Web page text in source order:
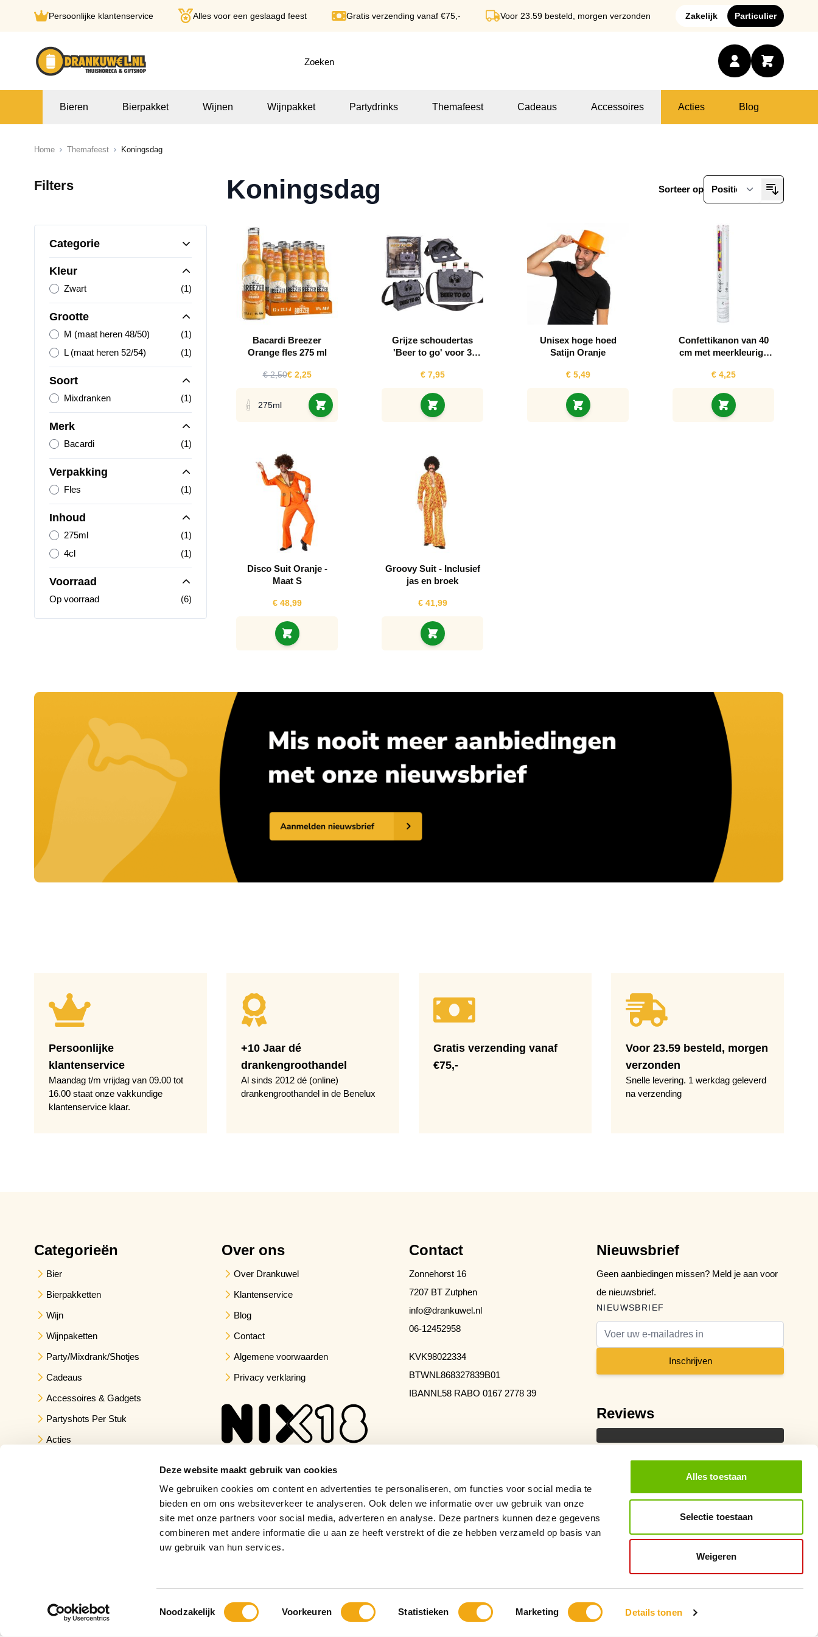
Deze website maakt gebruik van cookies
We gebruiken cookies om content en advertenties te personaliseren, om functies voor social media te
bieden en om ons websiteverkeer te analyseren. Ook delen we informatie over uw gebruik van onze
site met onze partners voor social media, adverteren en analyse. Deze partners kunnen deze gegevens
combineren met andere informatie die u aan ze heeft verstrekt of die ze hebben verzameld op basis van
uw gebruik van hun services.
Toestemmingsselectie
Noodzakelijk Voorkeuren Statistieken Marketing Details tonen
Alles toestaan
Selectie toestaan
Weigeren
Persoonlijke klantenservice Alles voor een geslaagd feest Gratis verzending vanaf €75,- Voor 23.59 besteld, morgen verzonden Zakelijk Particulier
Bieren Bierpakket Wijnen Wijnpakket Partydrinks Themafeest Cadeaus Accessoires Acties Blog
Home Themafeest Koningsdag
Filters
Categorie
Kleur
Zwart (1)
Grootte
M (maat heren 48/50) (1)
L (maat heren 52/54)
(1)
Soort
Mixdranken (1)
Merk
Bacardi (1)
Verpakking
Fles (1)
Inhoud
275ml (1)
4cl
(1)
Voorraad
Op voorraad (6)
Koningsdag Sorteer op
Bacardi Breezer
Orange fles 275 ml
€ 2,50€ 2,25
275ml
Grijze schoudertas
'Beer to go' voor 3
€ 7,95
Unisex hoge hoed
Satijn Oranje
€ 5,49
Confettikanon van 40
cm met meerkleurige
confetti
€ 4,25
Disco Suit Oranje -
Maat S
€ 48,99
Groovy Suit - Inclusief
jas en broek
€ 41,99
Persoonlijke
klantenservice
Maandag t/m vrijdag van 09.00 tot
16.00 staat onze vakkundige
klantenservice klaar.
+10 Jaar dé
drankengroothandel
Al sinds 2012 dé (online)
drankengroothandel in de Benelux
Gratis verzending vanaf
€75,-
Voor 23.59 besteld, morgen
verzonden
Snelle levering. 1 werkdag geleverd
na verzending
Categorieën
Bier
Bierpakketten
Wijn
Wijnpaketten
Party/Mixdrank/Shotjes
Cadeaus
Accessoires & Gadgets
Partyshots Per Stuk
Acties
Over ons
Over Drankuwel
Klantenservice
Blog
Contact
Algemene voorwaarden
Privacy verklaring
Contact
Zonnehorst 16
7207 BT Zutphen
info@drankuwel.nl
06-12452958
KVK98022334
BTWNL868327839B01
IBANNL58 RABO 0167 2778 39
Nieuwsbrief
Geen aanbiedingen missen? Meld je aan voor
de nieuwsbrief.
NIEUWSBRIEF
E-mail adres
Inschrijven
Reviews